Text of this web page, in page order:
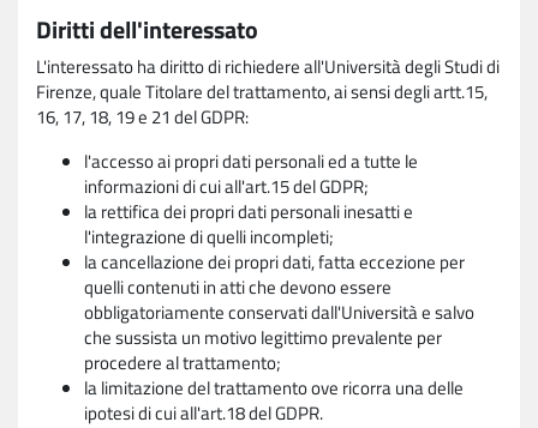
Diritti dell'interessato
L'interessato ha diritto di richiedere all'Università degli Studi di
Firenze, quale Titolare del trattamento, ai sensi degli artt.15,
16, 17, 18, 19 e 21 del GDPR:
l'accesso ai propri dati personali ed a tutte le
informazioni di cui all'art.15 del GDPR;
la rettifica dei propri dati personali inesatti e
l'integrazione di quelli incompleti;
la cancellazione dei propri dati, fatta eccezione per
quelli contenuti in atti che devono essere
obbligatoriamente conservati dall'Università e salvo
che sussista un motivo legittimo prevalente per
procedere al trattamento;
la limitazione del trattamento ove ricorra una delle
ipotesi di cui all'art.18 del GDPR.